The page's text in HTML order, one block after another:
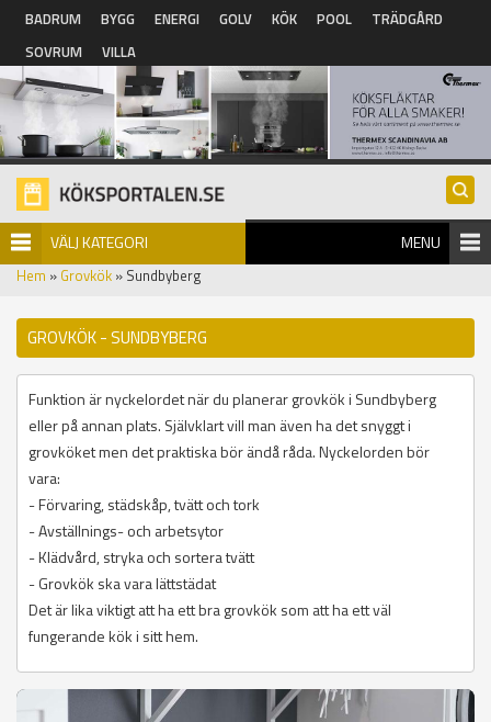
Hoppa till huvudinnehåll
BADRUM BYGG ENERGI GOLV KÖK POOL
TRÄDGÅRD
SOVRUM
VILLA
VÄLJ KATEGORI MENU
Hem » Grovkök » Sundbyberg
GROVKÖK - SUNDBYBERG
Funktion är nyckelordet när du planerar grovkök i Sundbyberg
eller på annan plats. Självklart vill man även ha det snyggt i
grovköket men det praktiska bör ändå råda. Nyckelorden bör
vara:
- Förvaring, städskåp, tvätt och tork
- Avställnings- och arbetsytor
- Klädvård, stryka och sortera tvätt
- Grovkök ska vara lättstädat
Det är lika viktigt att ha ett bra grovkök som att ha ett väl
fungerande kök i sitt hem.